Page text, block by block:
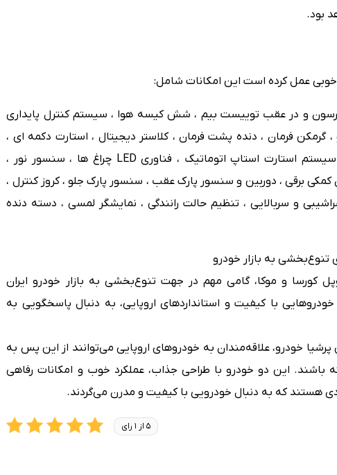
بود.
خوبی عمل کرده است این امکانات شامل:
و در عقب توییست بیم ، شش کیسه هوا ، سیستم کنترل پایداری
گرمکن فرمان ، دنده پشت فرمان ، کلاستر دیجیتال ، استارت دکمه ای ،
بدنه دو رنگ ، تهویه اتوماتیک ، سیستم استارت استاپ اتوماتیک ، فناوری LED چراغ ها ، سنسور نور ،
کمکی برقی ، دوربین و سنسور پارک عقب ، سنسور پارک جلو ، کروز کنترل ،
و سربالایی ، تنظیم حالت رانندگی ، نمایشگر لمسی ، دسته دنده
تنوع‌بخشی به بازار خودرو
کورسا و موکا، گامی مهم در جهت تنوع‌بخشی به بازار خودرو ایران
با کیفیت و استانداردهای اروپایی، به دنبال پاسخگویی به
پرشیا خودرو، علاقه‌مندان به خودروهای اروپایی می‌توانند از این پس به
این دو خودرو با طراحی جذاب، عملکرد خوب و امکانات رفاهی
هستند که به دنبال خودرویی با کیفیت و مدرن می‌گردند.
5 از 1 رای